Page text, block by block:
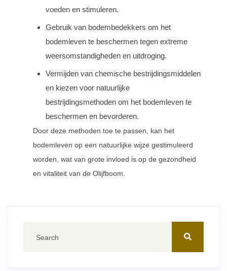
voeden en stimuleren.
Gebruik van bodembedekkers om het
bodemleven te beschermen tegen extreme
weersomstandigheden en uitdroging.
Vermijden van chemische bestrijdingsmiddelen
en kiezen voor natuurlijke
bestrijdingsmethoden om het bodemleven te
beschermen en bevorderen.
Door deze methoden toe te passen, kan het
bodemleven op een natuurlijke wijze gestimuleerd
worden, wat van grote invloed is op de gezondheid
en vitaliteit van de Olijfboom.